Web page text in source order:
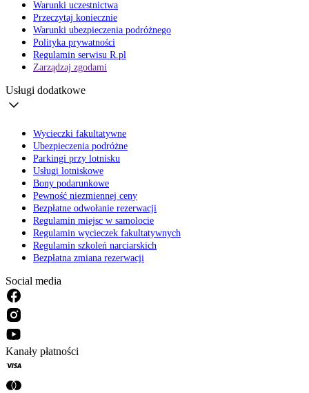
Warunki uczestnictwa
Przeczytaj koniecznie
Warunki ubezpieczenia podróżnego
Polityka prywatności
Regulamin serwisu R.pl
Zarządzaj zgodami
Usługi dodatkowe
Wycieczki fakultatywne
Ubezpieczenia podróżne
Parkingi przy lotnisku
Usługi lotniskowe
Bony podarunkowe
Pewność niezmiennej ceny
Bezpłatne odwołanie rezerwacji
Regulamin miejsc w samolocie
Regulamin wycieczek fakultatywnych
Regulamin szkoleń narciarskich
Bezpłatna zmiana rezerwacji
Social media
Kanały płatności